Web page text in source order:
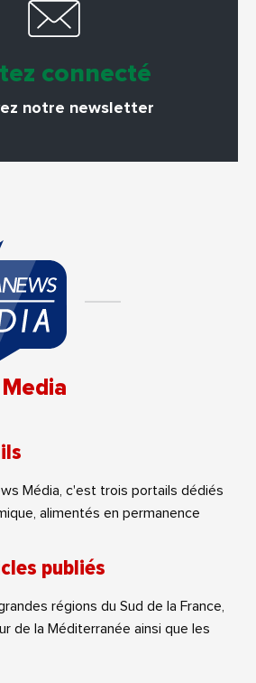
connecté
notre newsletter
Média, c'est trois portails dédiés
alimentés en permanence
publiés
régions du Sud de la France,
de la Méditerranée ainsi que les